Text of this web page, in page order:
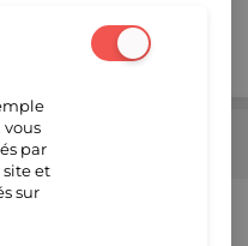
vous
par
et
sur